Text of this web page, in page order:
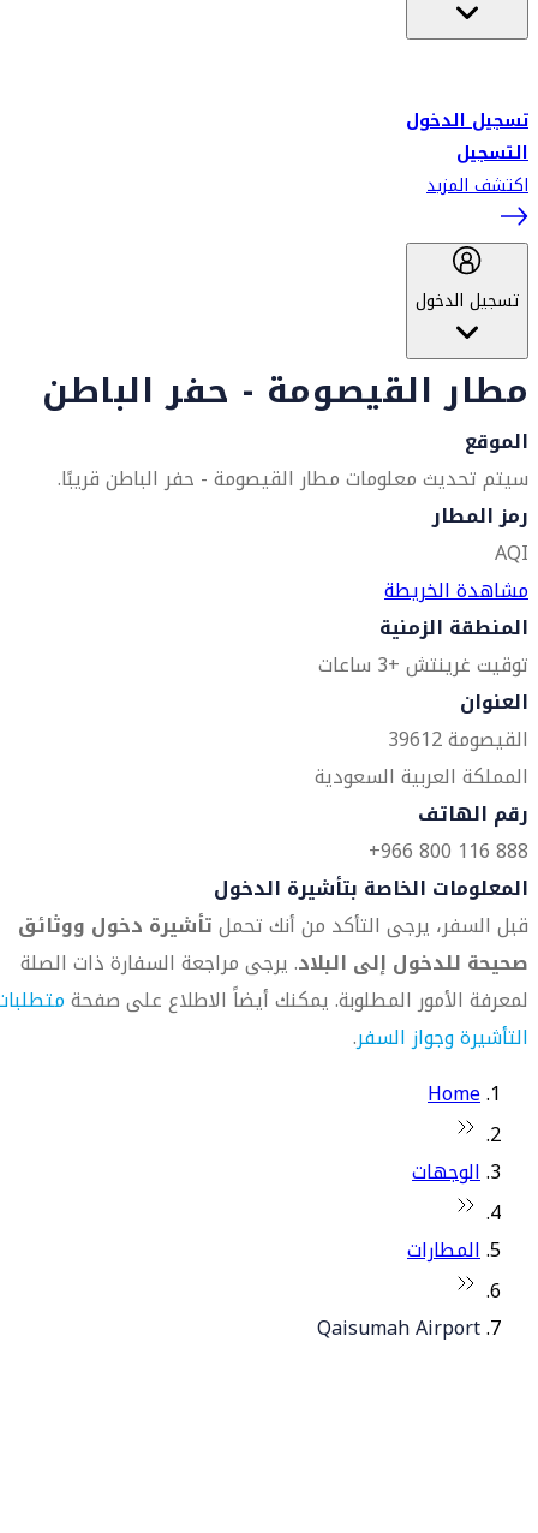
تسجيل الدخول
التسجيل
اكتشف المزيد
تسجيل الدخول
مطار القيصومة - حفر الباطن
الموقع
سيتم تحديث معلومات مطار القيصومة - حفر الباطن قريبًا.
رمز المطار
AQI
مشاهدة الخريطة
المنطقة الزمنية
توقيت غرينتش +3 ساعات
العنوان
القيصومة 39612
المملكة العربية السعودية
رقم الهاتف
888 116 800 966+
المعلومات الخاصة بتأشيرة الدخول
قبل السفر، يرجى التأكد من أنك تحملتأشيرة دخول ووثائق
صحيحة للدخول إلى البلاد. يرجى مراجعة السفارة ذات الصلة
لمعرفة الأمور المطلوبة. يمكنك أيضاً الاطلاع على صفحة
التأشيرة وجواز السفر.
Home
الوجهات
المطارات
Qaisumah Airport